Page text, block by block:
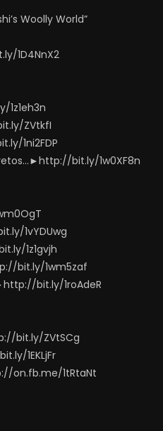
Woolly World”
1D4NnX2
ZVtkfI
1ni2FDP
bit.ly/1w0XF8n
1vYDUwg
1z1gvjh
bit.ly/1wm5zaf
bit.ly/1roAdeR
bit.ly/ZVtSCg
1EKLjFr
on.fb.me/1tRtaNt